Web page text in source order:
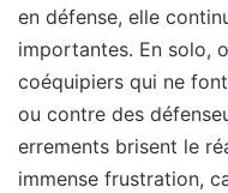
en défense, elle
importantes. En solo,
coéquipiers qui ne
ou contre des
errements brisent le
immense frustration,